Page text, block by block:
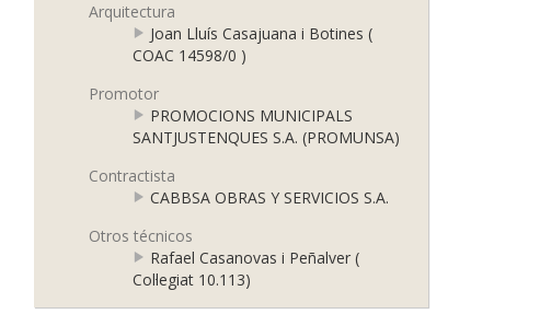
Arquitectura
Joan Lluís Casajuana i Botines (
COAC 14598/0 )
Promotor
PROMOCIONS MUNICIPALS
SANTJUSTENQUES S.A. (PROMUNSA)
Contractista
CABBSA OBRAS Y SERVICIOS S.A.
Otros técnicos
Rafael Casanovas i Peñalver (
Col·legiat 10.113)